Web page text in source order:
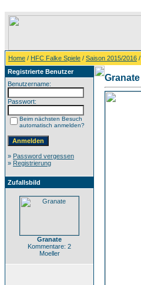
Home / HFC Falke Spiele / Saison 2015/2016 /
Registrierte Benutzer
Benutzername:
Passwort:
Beim nächsten Besuch
automatisch anmelden?
» Password vergessen
» Registrierung
Zufallsbild
Granate
Kommentare: 2
Moeller
Granate